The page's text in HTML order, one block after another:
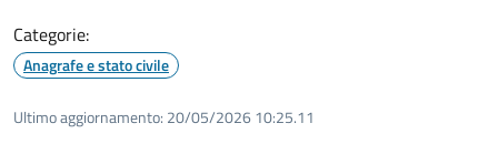
Categorie:
Anagrafe e stato civile
Ultimo aggiornamento: 20/05/2026 10:25.11